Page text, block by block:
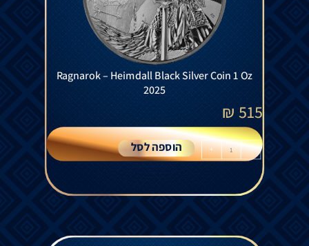
Ragnarok – Heimdall Black Silver Coin 1 Oz
2025
515
₪
-
+ הוספה לסל